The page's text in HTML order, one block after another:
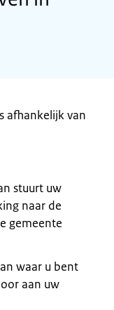
afhankelijk van
stuurt uw
naar de
gemeente
waar u bent
aan uw